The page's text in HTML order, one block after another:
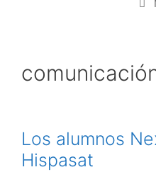
Los alumnos
Hispasat